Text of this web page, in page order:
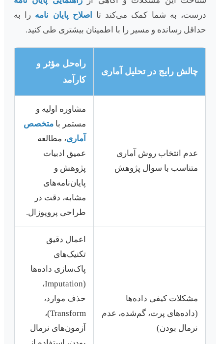
درست، به شما کمک می‌کند تا
اصلاح پایان نامه را به
حداقل رسانده و مسیر را با اطمینان بیشتری طی کنید.
چالش رایج در تحلیل آماری
راه‌حل مؤثر و
کارآمد
عدم انتخاب روش آماری
متناسب با سوال پژوهش
مشاوره اولیه و
مستمر با متخصص
آماری، مطالعه
عمیق ادبیات
پژوهش و
پایان‌نامه‌های
مشابه، دقت در
طراحی پروپوزال.
مشکلات کیفی داده‌ها
(داده‌های پرت، گم‌شده، عدم
نرمال بودن)
اعمال دقیق
تکنیک‌های
پاک‌سازی داده‌ها
(Imputation،
حذف موارد،
Transform)،
آزمون‌های نرمال